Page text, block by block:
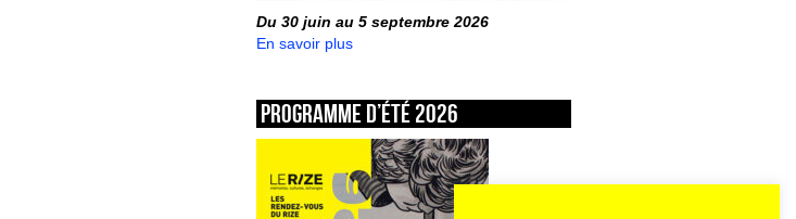
Du 30 juin au 5 septembre 2026
En savoir plus
Programme d’été 2026